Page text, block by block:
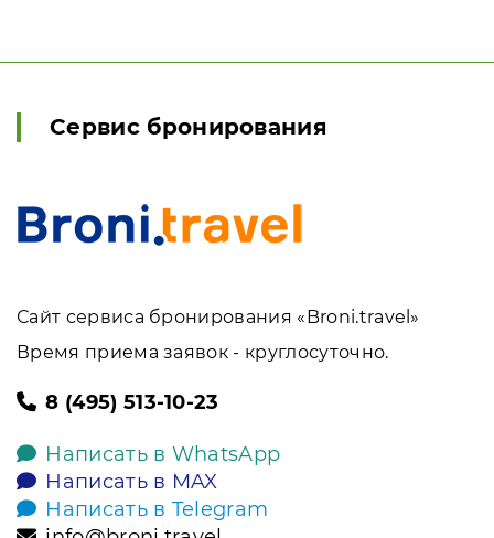
Сервис бронирования
Сайт сервиса бронирования «Broni.travel»
Время приема заявок - круглосуточно.
8 (495) 513-10-23
Написать в WhatsApp
Написать в MAX
Написать в Telegram